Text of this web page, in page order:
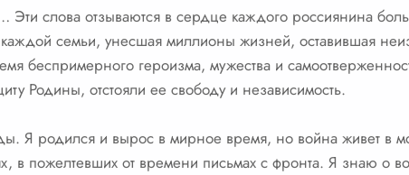
Эти слова отзываются в сердце каждого россиянина
каждой семьи, унесшая миллионы жизней, оставившая
беспримерного героизма, мужества и
Родины, отстояли ее свободу и независимость.
Я родился и вырос в мирное время, но война живет в
в пожелтевших от времени письмах с фронта. Я знаю о